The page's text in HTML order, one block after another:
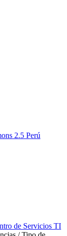
2.5 Perú
de Servicios TI